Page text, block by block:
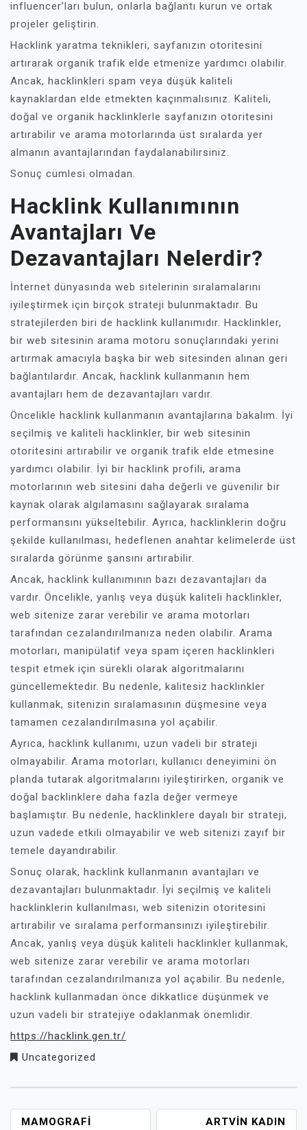
influencer’ları bulun, onlarla bağlantı kurun ve ortak
projeler geliştirin.
Hacklink yaratma teknikleri, sayfanızın otoritesini
artırarak organik trafik elde etmenize yardımcı olabilir.
Ancak, hacklinkleri spam veya düşük kaliteli
kaynaklardan elde etmekten kaçınmalısınız. Kaliteli,
doğal ve organik hacklinklerle sayfanızın otoritesini
artırabilir ve arama motorlarında üst sıralarda yer
almanın avantajlarından faydalanabilirsiniz.
Sonuç cümlesi olmadan.
Hacklink Kullanımının
Avantajları Ve
Dezavantajları Nelerdir?
İnternet dünyasında web sitelerinin sıralamalarını
iyileştirmek için birçok strateji bulunmaktadır. Bu
stratejilerden biri de hacklink kullanımıdır. Hacklinkler,
bir web sitesinin arama motoru sonuçlarındaki yerini
artırmak amacıyla başka bir web sitesinden alınan geri
bağlantılardır. Ancak, hacklink kullanmanın hem
avantajları hem de dezavantajları vardır.
Öncelikle hacklink kullanmanın avantajlarına bakalım. İyi
seçilmiş ve kaliteli hacklinkler, bir web sitesinin
otoritesini artırabilir ve organik trafik elde etmesine
yardımcı olabilir. İyi bir hacklink profili, arama
motorlarının web sitesini daha değerli ve güvenilir bir
kaynak olarak algılamasını sağlayarak sıralama
performansını yükseltebilir. Ayrıca, hacklinklerin doğru
şekilde kullanılması, hedeflenen anahtar kelimelerde üst
sıralarda görünme şansını artırabilir.
Ancak, hacklink kullanımının bazı dezavantajları da
vardır. Öncelikle, yanlış veya düşük kaliteli hacklinkler,
web sitenize zarar verebilir ve arama motorları
tarafından cezalandırılmanıza neden olabilir. Arama
motorları, manipülatif veya spam içeren hacklinkleri
tespit etmek için sürekli olarak algoritmalarını
güncellemektedir. Bu nedenle, kalitesiz hacklinkler
kullanmak, sitenizin sıralamasının düşmesine veya
tamamen cezalandırılmasına yol açabilir.
Ayrıca, hacklink kullanımı, uzun vadeli bir strateji
olmayabilir. Arama motorları, kullanıcı deneyimini ön
planda tutarak algoritmalarını iyileştirirken, organik ve
doğal backlinklere daha fazla değer vermeye
başlamıştır. Bu nedenle, hacklinklere dayalı bir strateji,
uzun vadede etkili olmayabilir ve web sitenizi zayıf bir
temele dayandırabilir.
Sonuç olarak, hacklink kullanmanın avantajları ve
dezavantajları bulunmaktadır. İyi seçilmiş ve kaliteli
hacklinklerin kullanılması, web sitenizin otoritesini
artırabilir ve sıralama performansınızı iyileştirebilir.
Ancak, yanlış veya düşük kaliteli hacklinkler kullanmak,
web sitenize zarar verebilir ve arama motorları
tarafından cezalandırılmanıza yol açabilir. Bu nedenle,
hacklink kullanmadan önce dikkatlice düşünmek ve
uzun vadeli bir stratejiye odaklanmak önemlidir.
https://hacklink.gen.tr/
Uncategorized
YAZI
MAMOGRAFI ARTVIN KADIN